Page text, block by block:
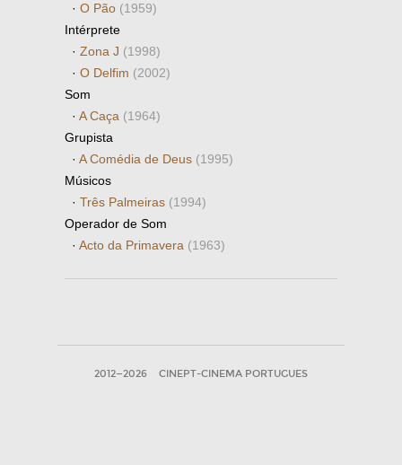
· O Pão (1959)
Intérprete
· Zona J (1998)
· O Delfim (2002)
Som
· A Caça (1964)
Grupista
· A Comédia de Deus (1995)
Músicos
· Três Palmeiras (1994)
Operador de Som
· Acto da Primavera (1963)
2012—2026 CINEPT-CINEMA PORTUGUES